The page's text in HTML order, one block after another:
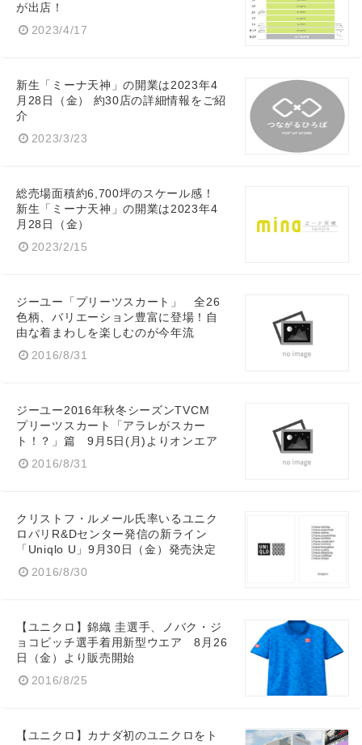
が出店！
2023/4/17
新生「ミーナ天神」の開業は2023年4
月28日（金） 約30店の詳細情報をご紹
介
2023/3/23
総売場面積約6,700坪のスケール感！
新生「ミーナ天神」の開業は2023年4
月28日（金）
2023/2/15
ジーユー「プリーツスカート」 全26
色柄、バリエーション豊富に登場！自
由な着まわしを楽しむのが今年流
2016/8/31
ジーユー2016年秋冬シーズンTVCM
プリーツスカート「アラレがスカー
ト！？」篇 9月5日(月)よりオンエア
2016/8/31
クリストフ・ルメール氏率いるユニク
ロパリR&Dセンター発信の新ライン
「Uniqlo U」9月30日（金）発売決定
2016/8/30
【ユニクロ】錦織 圭選手、ノバク・ジ
ョコビッチ選手着用新型ウエア 8月26
日（金）より販売開始
2016/8/25
【ユニクロ】カナダ初のユニクロをト
Japanese